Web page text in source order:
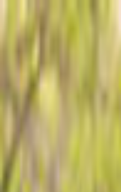
Giriş Yap
Usta Ol - İş Fırsatları